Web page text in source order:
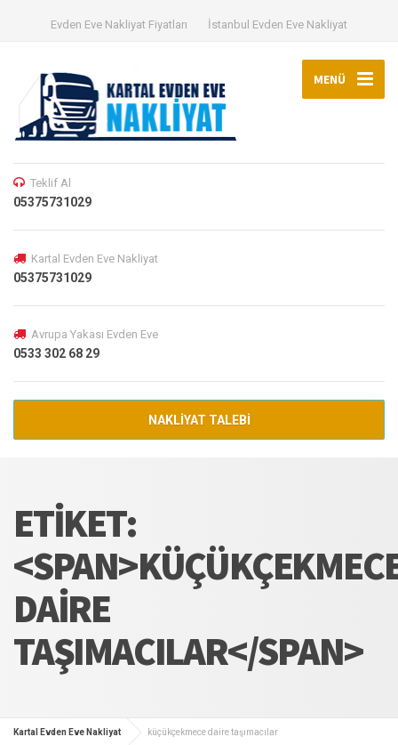
Evden Eve Nakliyat Fiyatları İstanbul Evden Eve Nakliyat
MENÜ
Teklif Al
05375731029
Kartal Evden Eve Nakliyat
05375731029
Avrupa Yakası Evden Eve
0533 302 68 29
NAKLİYAT TALEBİ
ETIKET:
DAIRE
TAŞIMACILAR</SPAN>
Kartal Evden Eve Nakliyat küçükçekmece daire taşımacılar